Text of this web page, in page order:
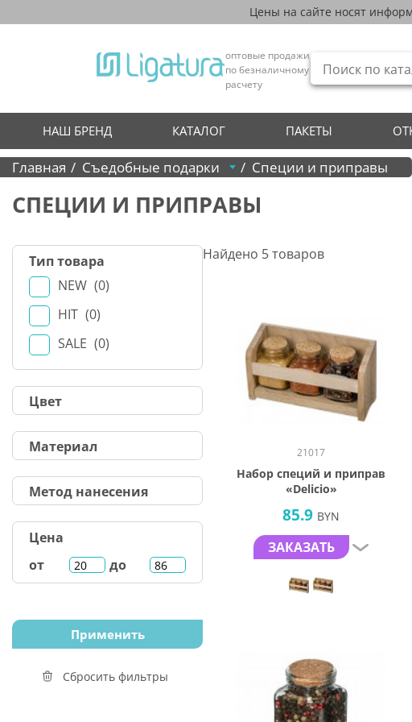
Цены на сайте носят
оптовые продажи
по безналичному
расчету
НАШ БРЕНД КАТАЛОГ ПАКЕТЫ
Главная Съедобные подарки Специи и приправы
СПЕЦИИ И ПРИПРАВЫ
Тип товара
NEW
0
HIT
0
SALE
0
Цвет
Материал
Метод нанесения
Цена
от
до
Сбросить фильтры
Найдено 5товаров
21017
Набор специй и приправ
«Delicio»
85.9 BYN
ЗАКАЗАТЬ